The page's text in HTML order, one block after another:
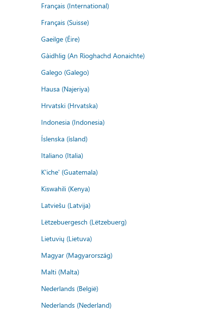
Français (International)
Français (Suisse)
Gaeilge (Éire)
Gàidhlig (An Rìoghachd Aonaichte)
Galego (Galego)
Hausa (Najeriya)
Hrvatski (Hrvatska)
Indonesia (Indonesia)
Íslenska (ísland)
Italiano (Italia)
K'iche' (Guatemala)
Kiswahili (Kenya)
Latviešu (Latvija)
Lëtzebuergesch (Lëtzebuerg)
Lietuvių (Lietuva)
Magyar (Magyarország)
Malti (Malta)
Nederlands (België)
Nederlands (Nederland)